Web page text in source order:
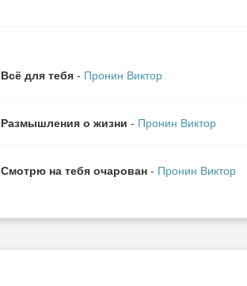
Всё для тебя - Пронин Виктор
Размышления о жизни - Пронин Виктор
Смотрю на тебя очарован - Пронин Виктор